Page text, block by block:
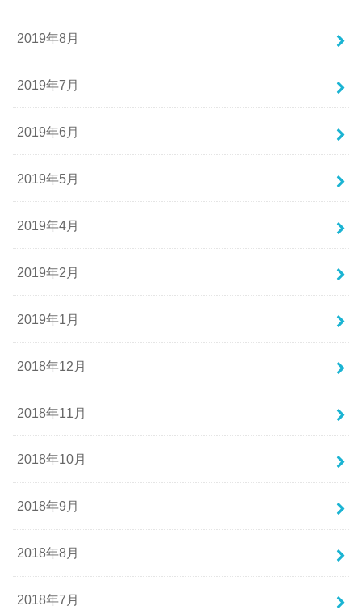
2019年8月
2019年7月
2019年6月
2019年5月
2019年4月
2019年2月
2019年1月
2018年12月
2018年11月
2018年10月
2018年9月
2018年8月
2018年7月